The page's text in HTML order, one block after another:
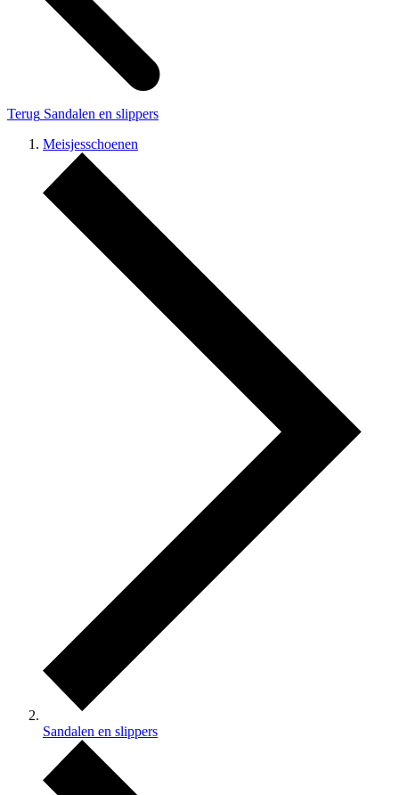
Terug Sandalen en slippers
Meisjesschoenen
Sandalen en slippers